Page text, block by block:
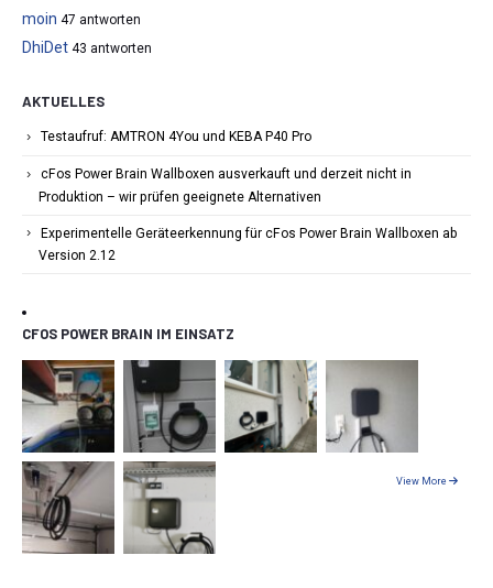
moin 47 antworten
DhiDet 43 antworten
AKTUELLES
Testaufruf: AMTRON 4You und KEBA P40 Pro
cFos Power Brain Wallboxen ausverkauft und derzeit nicht in
Produktion – wir prüfen geeignete Alternativen
Experimentelle Geräteerkennung für cFos Power Brain Wallboxen ab
Version 2.12
CFOS POWER BRAIN IM EINSATZ
View More